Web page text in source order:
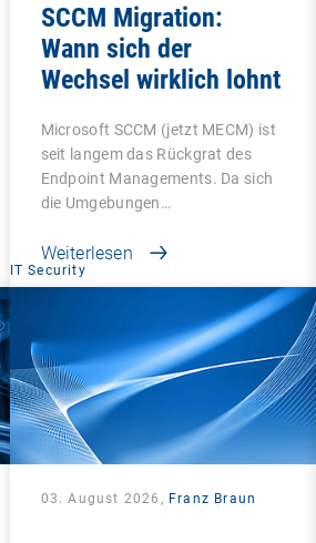
SCCM Migration:
Wann sich der
Wechsel wirklich lohnt
Microsoft SCCM (jetzt MECM) ist
seit langem das Rückgrat des
Endpoint Managements. Da sich
die Umgebungen…
Weiterlesen
IT Security
03. August 2026, Franz Braun